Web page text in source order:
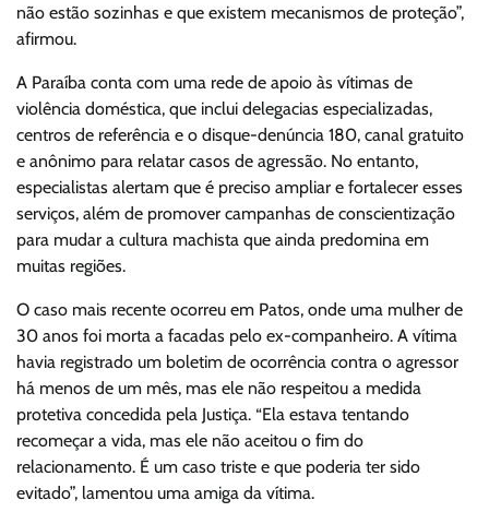
não estão sozinhas e que existem mecanismos de proteção”,
afirmou.
A Paraíba conta com uma rede de apoio às vítimas de
violência doméstica, que inclui delegacias especializadas,
centros de referência e o disque-denúncia 180, canal gratuito
e anônimo para relatar casos de agressão. No entanto,
especialistas alertam que é preciso ampliar e fortalecer esses
serviços, além de promover campanhas de conscientização
para mudar a cultura machista que ainda predomina em
muitas regiões.
O caso mais recente ocorreu em Patos, onde uma mulher de
30 anos foi morta a facadas pelo ex-companheiro. A vítima
havia registrado um boletim de ocorrência contra o agressor
há menos de um mês, mas ele não respeitou a medida
protetiva concedida pela Justiça. “Ela estava tentando
recomeçar a vida, mas ele não aceitou o fim do
relacionamento. É um caso triste e que poderia ter sido
evitado”, lamentou uma amiga da vítima.